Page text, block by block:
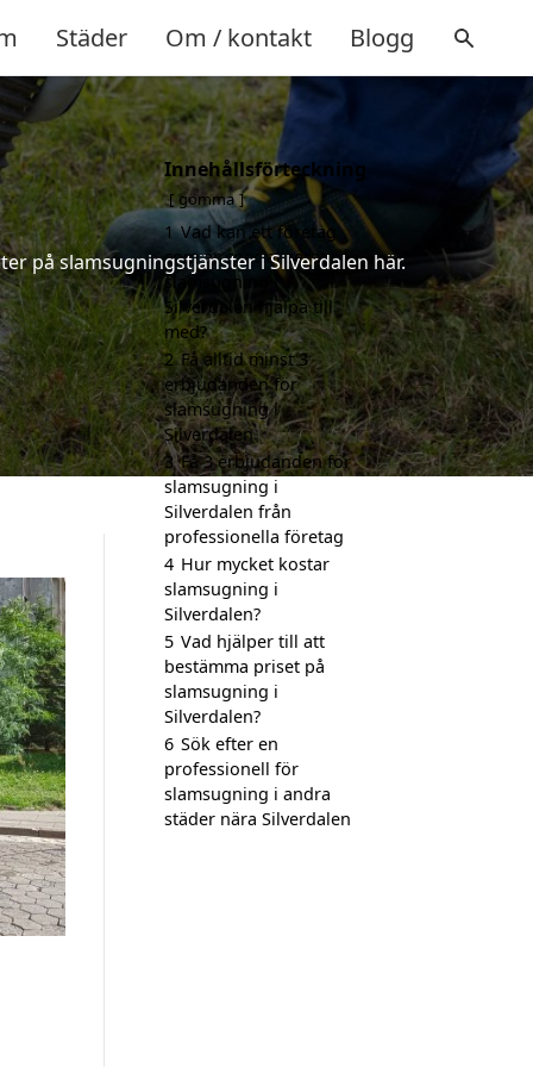
Städer Om / kontakt Blogg
på slamsugningstjänster i Silverdalen här.
Innehållsförteckning
gömma
1 Vad kan ett företag
som är specialiserat på
slamsugning i
Silverdalen hjälpa till
med?
2 Få alltid minst 3
erbjudanden för
slamsugning i
Silverdalen
3 Få 3 erbjudanden för
slamsugning i
Silverdalen från
professionella företag
4 Hur mycket kostar
slamsugning i
Silverdalen?
5 Vad hjälper till att
bestämma priset på
slamsugning i
Silverdalen?
6 Sök efter en
professionell för
slamsugning i andra
städer nära Silverdalen